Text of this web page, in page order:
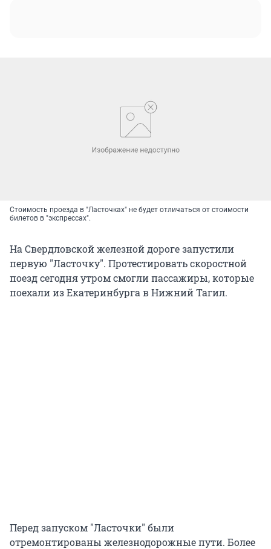
Стоимость проезда в "Ласточках" не будет отличаться от стоимости
билетов в "экспрессах".
На Свердловской железной дороге запустили
первую "Ласточку". Протестировать скоростной
поезд сегодня утром смогли пассажиры, которые
поехали из Екатеринбурга в Нижний Тагил.
Перед запуском "Ласточки" были
отремонтированы железнодорожные пути. Более